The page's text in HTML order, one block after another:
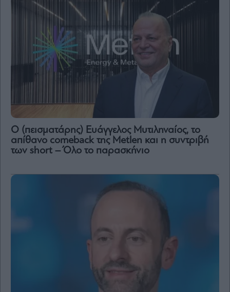
Ο (πεισματάρης) Ευάγγελος Μυτιληναίος, το
απίθανο comeback της Μetlen και η συντριβή
των short – Όλο το παρασκήνιο